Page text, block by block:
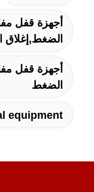
أجهزة قفل
الضغط,إغلاق
أجهزة قفل
الضغط
equipment